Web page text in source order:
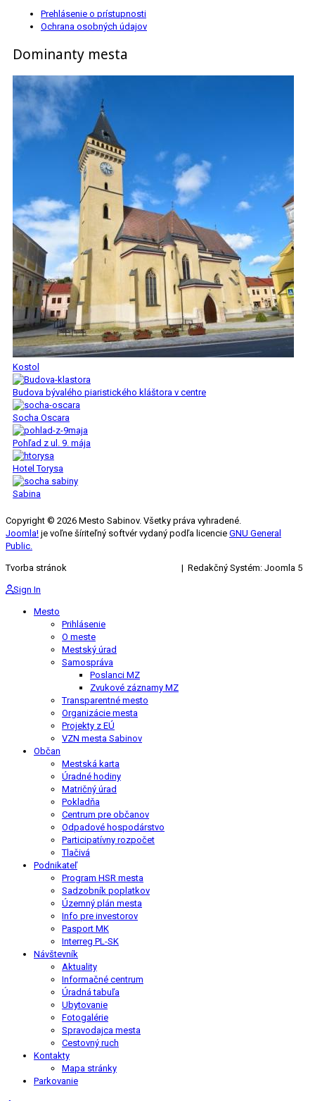
Prehlásenie o prístupnosti
Ochrana osobných údajov
Dominanty mesta
Kostol
Budova bývalého piaristického kláštora v centre
Socha Oscara
Pohľad z ul. 9. mája
Hotel Torysa
Sabina
Copyright © 2026 Mesto Sabinov. Všetky práva vyhradené.
Joomla! je voľne šíriteľný softvér vydaný podľa licencie GNU General
Public.
Tvorba stránok | Redakčný Systém: Joomla 5
Sign In
Mesto
Prihlásenie
O meste
Mestský úrad
Samospráva
Poslanci MZ
Zvukové záznamy MZ
Transparentné mesto
Organizácie mesta
Projekty z EÚ
VZN mesta Sabinov
Občan
Mestská karta
Úradné hodiny
Matričný úrad
Pokladňa
Centrum pre občanov
Odpadové hospodárstvo
Participatívny rozpočet
Tlačivá
Podnikateľ
Program HSR mesta
Sadzobník poplatkov
Územný plán mesta
Info pre investorov
Pasport MK
Interreg PL-SK
Návštevník
Aktuality
Informačné centrum
Úradná tabuľa
Ubytovanie
Fotogalérie
Spravodajca mesta
Cestovný ruch
Kontakty
Mapa stránky
Parkovanie